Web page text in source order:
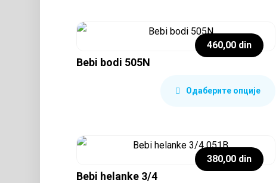
Bebi bodi 505N
460,00 din
Одаберите опције
Bebi helanke 3/4
380,00 din